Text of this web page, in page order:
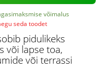
võimalus
seda toodet
pidulikeks
või lapse toa,
või terrassi